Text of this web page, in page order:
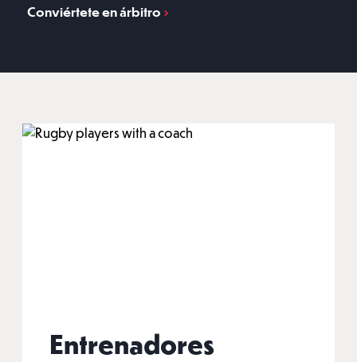
Conviértete en árbitro
Entrenadores